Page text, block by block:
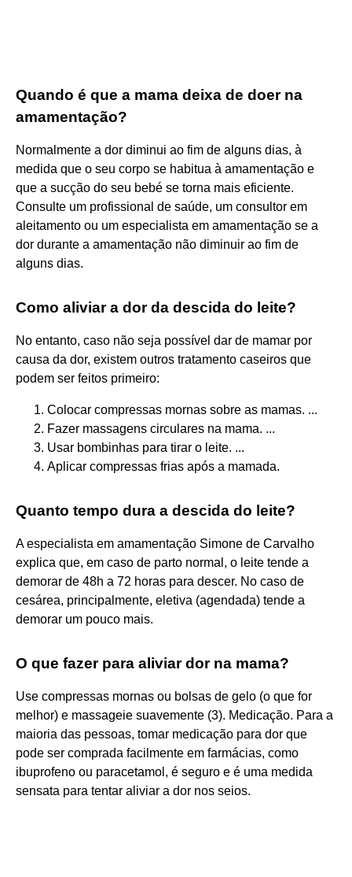
Quando é que a mama deixa de doer na
amamentação?
Normalmente a dor diminui ao fim de alguns dias, à
medida que o seu corpo se habitua à amamentação e
que a sucção do seu bebé se torna mais eficiente.
Consulte um profissional de saúde, um consultor em
aleitamento ou um especialista em amamentação se a
dor durante a amamentação não diminuir ao fim de
alguns dias.
Como aliviar a dor da descida do leite?
No entanto, caso não seja possível dar de mamar por
causa da dor, existem outros tratamento caseiros que
podem ser feitos primeiro:
Colocar compressas mornas sobre as mamas. ...
Fazer massagens circulares na mama. ...
Usar bombinhas para tirar o leite. ...
Aplicar compressas frias após a mamada.
Quanto tempo dura a descida do leite?
A especialista em amamentação Simone de Carvalho
explica que, em caso de parto normal, o leite tende a
demorar de 48h a 72 horas para descer. No caso de
cesárea, principalmente, eletiva (agendada) tende a
demorar um pouco mais.
O que fazer para aliviar dor na mama?
Use compressas mornas ou bolsas de gelo (o que for
melhor) e massageie suavemente (3). Medicação. Para a
maioria das pessoas, tomar medicação para dor que
pode ser comprada facilmente em farmácias, como
ibuprofeno ou paracetamol, é seguro e é uma medida
sensata para tentar aliviar a dor nos seios.